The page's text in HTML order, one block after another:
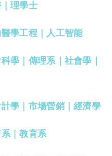
｜理學士
學工程｜ 人工智能
學 傳理系｜ 社會學
學 市場營銷｜經濟學
｜教育系